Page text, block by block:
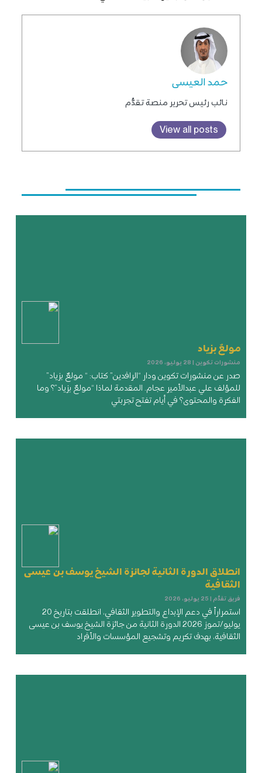
حمد العيسى
نائب رئيس تحرير منصة تقدُّم
View all posts
مولعٌ بزياد
منشورات تكوين 28 يوليو، 2026
صدر عن منشورات تكوين ودار “الرافدين” كتاب: “ مولعٌ بزياد”
للمؤلف علي عبدالأمير عجام. المقدمة لماذا “مولعٌ بزياد”؟ وما
الفكرة والمحتوى؟ في أيام تفتح تجربتي
انطلاق الدورة الثانية لجائزة الشيخ يوسف بن عيسى
الثقافية
فريق تقدُّم 25 يوليو، 2026
استمراراً في دعم الإبداع والتطوير الثقافي، انطلقت بتاريخ 20
يوليو/تموز 2026 الدورة الثانية من جائزة الشيخ يوسف بن عيسى
الثقافية، بهدف تكريم وتشجيع المؤسسات والأفراد